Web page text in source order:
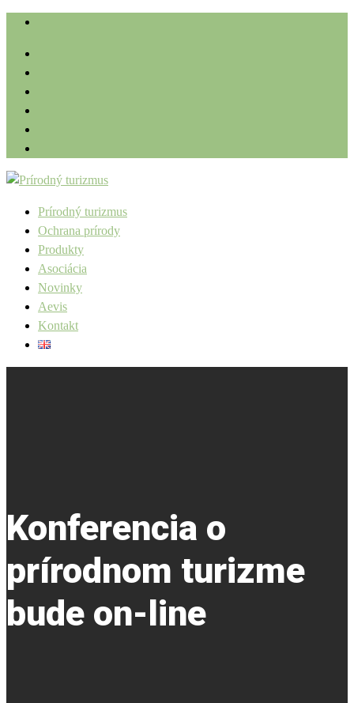
Prírodný turizmus
Ochrana prírody
Produkty
Asociácia
Novinky
Aevis
Kontakt
Konferencia o
prírodnom turizme
bude on-line